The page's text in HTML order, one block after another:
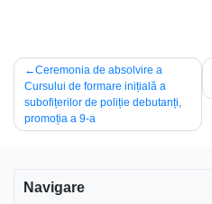
Navigare
în
articole
Ceremonia de absolvire a
Cursului de formare inițială a
subofițerilor de poliție debutanți,
promoția a 9-a
Navigare